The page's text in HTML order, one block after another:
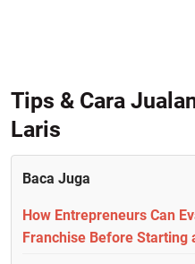
Tips & Cara
Laris
Baca Juga
How Entrepreneurs Can
Franchise Before Starting